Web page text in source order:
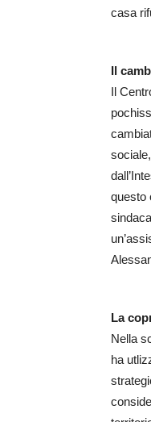
casa
Il
Il
questo
sindaca
La
Nella
ha